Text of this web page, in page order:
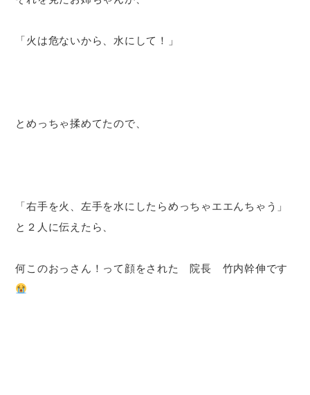
「火は危ないから、水にして！」
とめっちゃ揉めてたので、
「右手を火、左手を水にしたらめっちゃエエんちゃう」
と２人に伝えたら、
何このおっさん！って顔をされた 院長 竹内幹伸です